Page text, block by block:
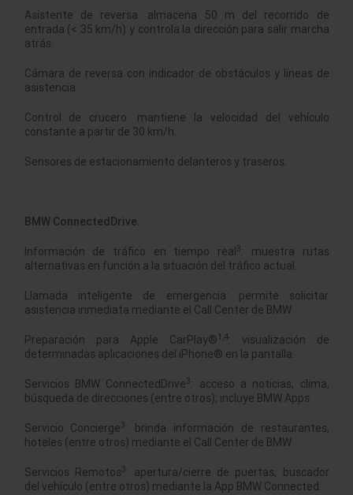
Asistente de reversa: almacena 50 m del recorrido de
entrada (< 35 km/h) y controla la dirección para salir marcha
atrás.
Cámara de reversa con indicador de obstáculos y líneas de
asistencia.
Control de crucero: mantiene la velocidad del vehículo
constante a partir de 30 km/h.
Sensores de estacionamiento delanteros y traseros.
BMW ConnectedDrive.
Información de tráfico en tiempo real 3: muestra rutas
alternativas en función a la situación del tráfico actual.
Llamada inteligente de emergencia: permite solicitar
asistencia inmediata mediante el Call Center de BMW.
Preparación para Apple CarPlay®1,4: visualización de
determinadas aplicaciones del iPhone® en la pantalla.
Servicios BMW ConnectedDrive 3: acceso a noticias, clima,
búsqueda de direcciones (entre otros); incluye BMW Apps.
Servicio Concierge 3: brinda información de restaurantes,
hoteles (entre otros) mediante el Call Center de BMW.
Servicios Remotos 3: apertura/cierre de puertas, buscador
del vehículo (entre otros) mediante la App BMW Connected.